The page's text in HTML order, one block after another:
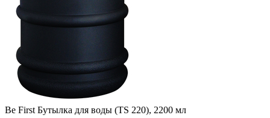
Be First Бутылка для воды (TS 220), 2200 мл